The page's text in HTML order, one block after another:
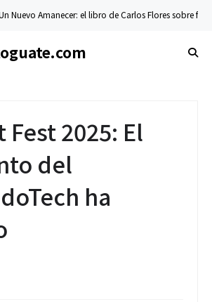
Nuevo Amanecer: el libro de Carlos Flores sobre fe y
2025: El
del
ha